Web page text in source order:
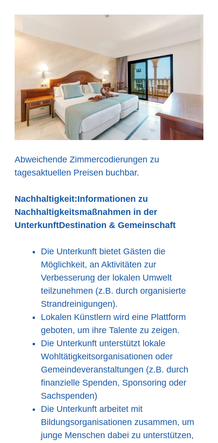
Abweichende Zimmercodierungen zu
tagesaktuellen Preisen buchbar.
Nachhaltigkeit:Informationen zu
Nachhaltigkeitsmaßnahmen in der
UnterkunftDestination & Gemeinschaft
Die Unterkunft bietet Gästen die
Möglichkeit, an Aktivitäten zur
Verbesserung der lokalen Umwelt
teilzunehmen (z.B. durch organisierte
Strandreinigungen).
Lokalen Künstlern wird eine Plattform
geboten, um ihre Talente zu zeigen.
Die Unterkunft unterstützt lokale
Wohltätigkeitsorganisationen oder
Gemeindeveranstaltungen (z.B. durch
finanzielle Spenden, Sponsoring oder
Sachspenden)
Die Unterkunft arbeitet mit
Bildungsorganisationen zusammen, um
junge Menschen dabei zu unterstützen,